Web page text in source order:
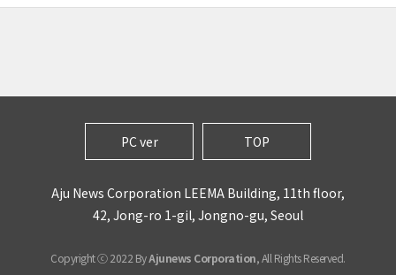
PC ver TOP
Aju News Corporation LEEMA Building, 11th floor,
42, Jong-ro 1-gil, Jongno-gu, Seoul
Copyright ⓒ 2022 ByAjunews Corporation, All Rights Reserved.